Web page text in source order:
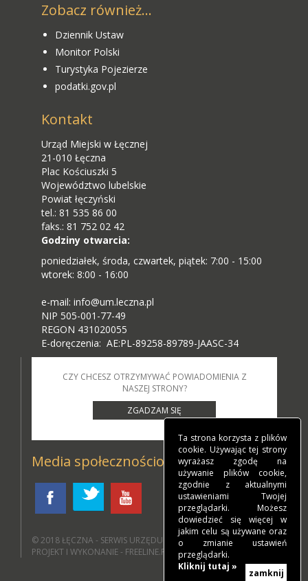
Zobacz również...
Dziennik Ustaw
Monitor Polski
Turystyka Pojezierze
podatki.gov.pl
Kontakt
Urząd Miejski w Łęcznej
21-010 Łęczna
Plac Kościuszki 5
Województwo lubelskie
Powiat łęczyński
tel.: 81 535 86 00
faks.: 81 752 02 42
Godziny otwarcia:
poniedziałek, środa, czwartek, piątek: 7:00 - 15:00
wtorek: 8:00 - 16:00
e-mail: info@um.leczna.pl
NIP 505-001-77-49
REGON 431020055
E-doręczenia: AE:PL-89258-89789-JAASC-34
CZY CHCESZ OTRZYMYWAĆ POWIADOMIENIA Z
NASZEJ STRONY?
ZGADZAM SIĘ
Media społecznościowe
© 2018ŁĘCZNA - SERWIS URZĘDU MIEJSKIEGO W ŁĘCZNEJ .
PROJEKT I WYKONANIE - FREELINE.PL
Ta strona korzysta z plików
cookie. Używając tej strony
wyrażasz zgodę na
używanie plików cookie,
zgodnie z aktualnymi
ustawieniami Twojej
przeglądarki. Możesz
dowiedzieć się więcej w
jakim celu są używane oraz
o zmianie ustawień
przeglądarki.
Kliknij tutaj »
zamknij